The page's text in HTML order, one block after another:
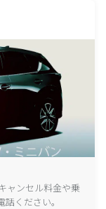
ャンセル料金や乗
ください。